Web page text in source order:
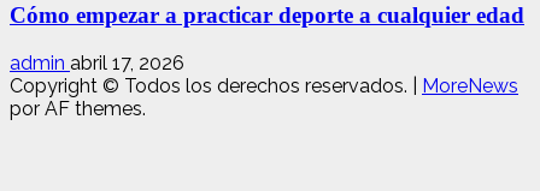
Cómo empezar a practicar deporte a cualquier edad
admin abril 17, 2026
Copyright © Todos los derechos reservados.
MoreNews
por AF themes.